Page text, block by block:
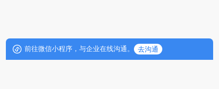
前往微信小程序，与企业在线沟通。 去沟通